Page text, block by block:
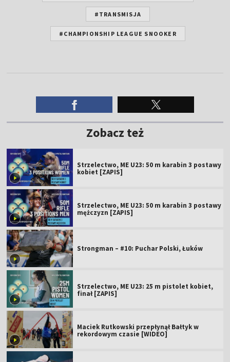
#TRANSMISJA
#CHAMPIONSHIP LEAGUE SNOOKER
Zobacz też
Strzelectwo, ME U23: 50 m karabin 3 postawy
kobiet [ZAPIS]
Strzelectwo, ME U23: 50 m karabin 3 postawy
mężczyzn [ZAPIS]
Strongman – #10: Puchar Polski, Łuków
Strzelectwo, ME U23: 25 m pistolet kobiet,
finał [ZAPIS]
Maciek Rutkowski przepłynął Bałtyk w
rekordowym czasie [WIDEO]